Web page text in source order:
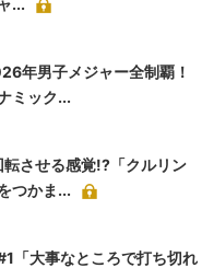
...
年男子メジャー全制覇！
ミック...
させる感覚!?「クルリン
つかま...
「大事なところで打ち切れ